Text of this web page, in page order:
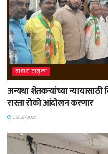
लोहारा तालुका
अन्यथा शेतकऱ्यांच्या न्यायासाठी
रास्ता रोको आंदोलन करणार
05/08/2026